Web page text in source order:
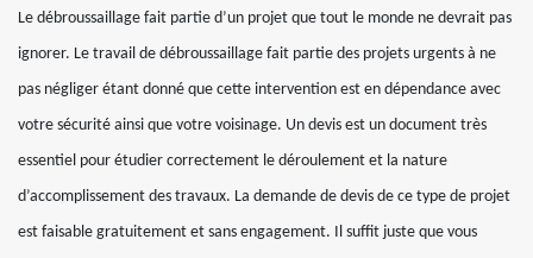
Le débroussaillage fait partie d’un projet que tout le monde ne devrait pas
ignorer. Le travail de débroussaillage fait partie des projets urgents à ne
pas négliger étant donné que cette intervention est en dépendance avec
votre sécurité ainsi que votre voisinage. Un devis est un document très
essentiel pour étudier correctement le déroulement et la nature
d’accomplissement des travaux. La demande de devis de ce type de projet
est faisable gratuitement et sans engagement. Il suffit juste que vous